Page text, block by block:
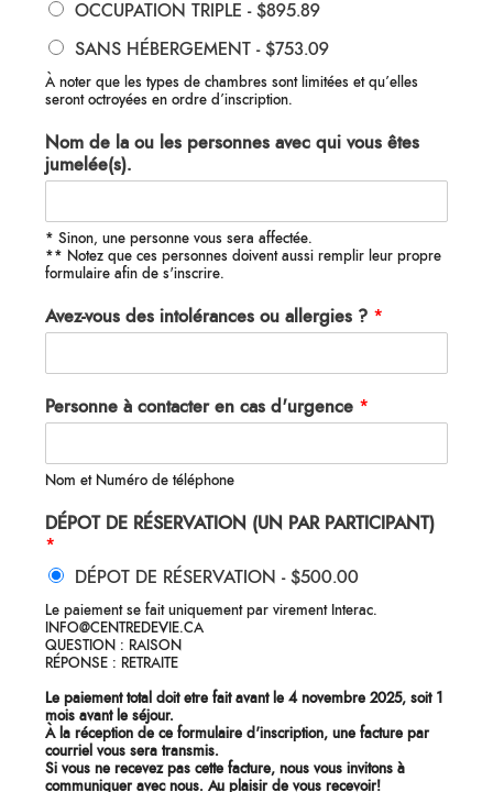
OCCUPATION TRIPLE - $895.89
SANS HÉBERGEMENT - $753.09
À noter que les types de chambres sont limitées et qu’elles
seront octroyées en ordre d’inscription.
Nom de la ou les personnes avec qui vous êtes
jumelée(s).
* Sinon, une personne vous sera affectée.
** Notez que ces personnes doivent aussi remplir leur propre
formulaire afin de s'inscrire.
Avez-vous des intolérances ou allergies ? *
Personne à contacter en cas d'urgence *
Nom et Numéro de téléphone
DÉPOT DE RÉSERVATION (UN PAR PARTICIPANT)
*
DÉPOT DE RÉSERVATION - $500.00
Le paiement se fait uniquement par virement Interac.
INFO@CENTREDEVIE.CA
QUESTION : RAISON
RÉPONSE : RETRAITE
Le paiement total doit etre fait avant le 4 novembre 2025, soit 1
mois avant le séjour.
À la réception de ce formulaire d'inscription, une facture par
courriel vous sera transmis.
Si vous ne recevez pas cette facture, nous vous invitons à
communiquer avec nous. Au plaisir de vous recevoir!